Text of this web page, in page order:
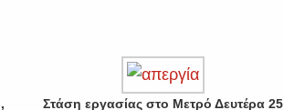
Στάση εργασίας στο Μετρό Δευτέρα 25